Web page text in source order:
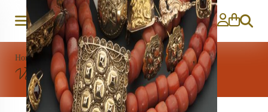
Zoeken
Home Varia
Varia